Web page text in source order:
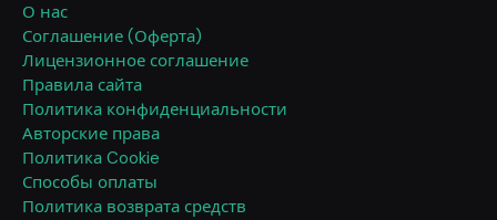
О нас
Соглашение (Оферта)
Лицензионное соглашение
Правила сайта
Политика конфиденциальности
Авторские права
Политика Cookie
Способы оплаты
Политика возврата средств